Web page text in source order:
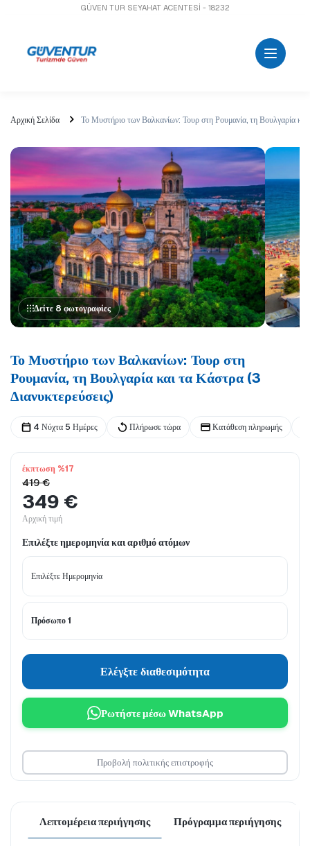
GÜVEN TUR SEYAHAT ACENTESİ - 18232
Αρχική Σελίδα Το Μυστήριο των Βαλκανίων: Τουρ στη Ρουμανία, τη Βουλγαρία
Δείτε 8 φωτογραφίες
Το Μυστήριο των Βαλκανίων: Τουρ στη
Ρουμανία, τη Βουλγαρία και τα Κάστρα (3
Διανυκτερεύσεις)
4 Νύχτα 5 Ημέρες Πλήρωσε τώρα Κατάθεση πληρωμής
έκπτωση %17
419 €
349 €
Αρχική τιμή
Επιλέξτε ημερομηνία και αριθμό ατόμων
Πρόσωπο 1
Ελέγξτε διαθεσιμότητα
Ρωτήστε μέσω WhatsApp
Προβολή πολιτικής επιστροφής
Λεπτομέρεια περιήγησης Πρόγραμμα περιήγησης